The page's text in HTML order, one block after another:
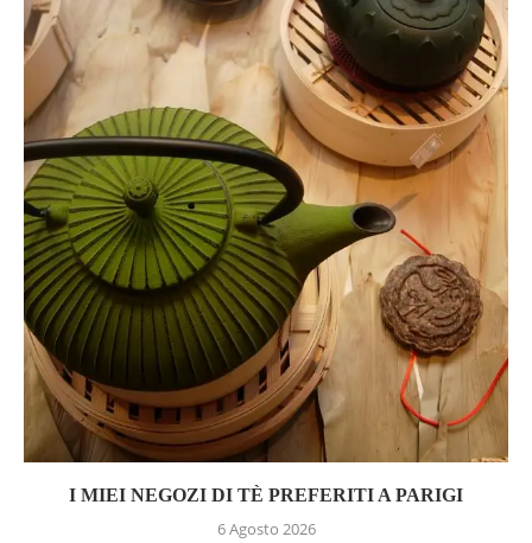
I MIEI NEGOZI DI TÈ PREFERITI A PARIGI
6 Agosto 2026